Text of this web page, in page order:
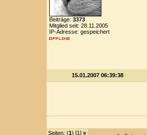
Beiträge: 3373
Mitglied seit: 28.11.2005
IP-Adresse: gespeichert
15.01.2007 06:39:38
Seiten: (1) [1] »